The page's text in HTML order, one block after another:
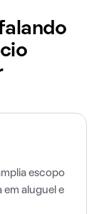
escopo
em aluguel e